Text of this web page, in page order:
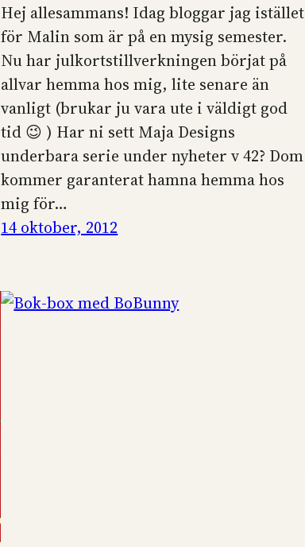
Hej allesammans! Idag bloggar jag istället
för Malin som är på en mysig semester.
Nu har julkortstillverkningen börjat på
allvar hemma hos mig, lite senare än
vanligt (brukar ju vara ute i väldigt god
tid 😉 ) Har ni sett Maja Designs
underbara serie under nyheter v 42? Dom
kommer garanterat hamna hemma hos
mig för…
14 oktober, 2012